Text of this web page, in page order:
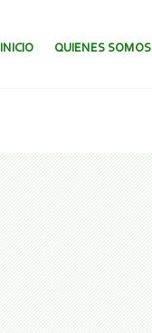
SALTAR AL CONTENIDO.
INICIO QUIENES SOMOS